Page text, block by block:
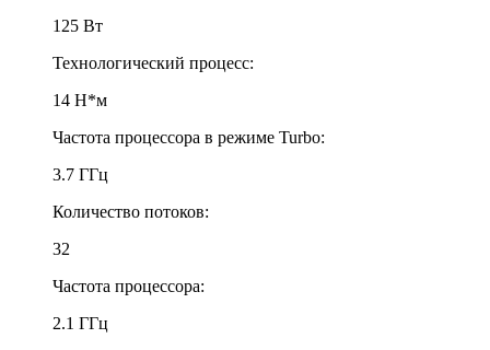
125 Вт
Технологический процесс:
14 Н*м
Частота процессора в режиме Turbo:
3.7 ГГц
Количество потоков:
32
Частота процессора:
2.1 ГГц